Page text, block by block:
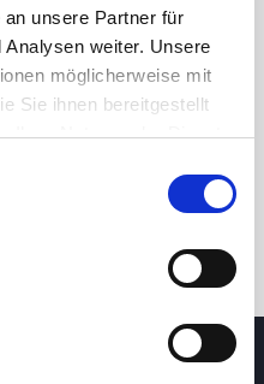
unsere Partner für
weiter. Unsere
möglicherweise mit
Sie ihnen bereitgestellt
Ihrer Nutzung der Dienste
3M 1J 5J